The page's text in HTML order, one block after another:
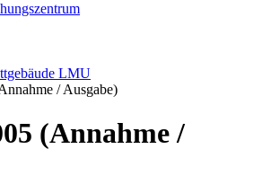
LMU
/ Ausgabe)
(Annahme /